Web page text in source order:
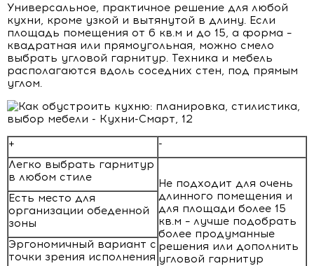
Универсальное, практичное решение для любой
кухни, кроме узкой и вытянутой в длину. Если
площадь помещения от 6 кв.м и до 15, а форма –
квадратная или прямоугольная, можно смело
выбрать угловой гарнитур. Техника и мебель
располагаются вдоль соседних стен, под прямым
углом.
+
-
Легко выбрать гарнитур
в любом стиле
Не подходит для очень
длинного помещения и
для площади более 15
кв.м – лучше подобрать
более продуманные
решения или дополнить
угловой гарнитур
Есть место для
организации обеденной
зоны
Эргономичный вариант с
точки зрения исполнения